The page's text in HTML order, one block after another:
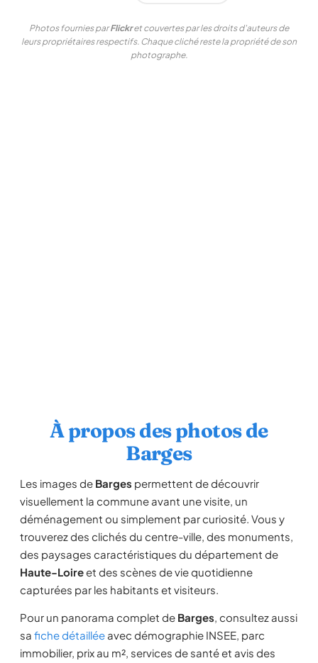
Photos fournies parFlickret couvertes par les droits d'auteurs de
leurs propriétaires respectifs. Chaque cliché reste la propriété de son
photographe.
À propos des photos de
Barges
Les images de Barges permettent de découvrir
visuellement la commune avant une visite, un
déménagement ou simplement par curiosité. Vous y
trouverez des clichés du centre-ville, des monuments,
des paysages caractéristiques du département de
Haute-Loireet des scènes de vie quotidienne
capturées par les habitants et visiteurs.
Pour un panorama complet de Barges, consultez aussi
sa fiche détaillée avec démographie INSEE, parc
immobilier, prix au m², services de santé et avis des